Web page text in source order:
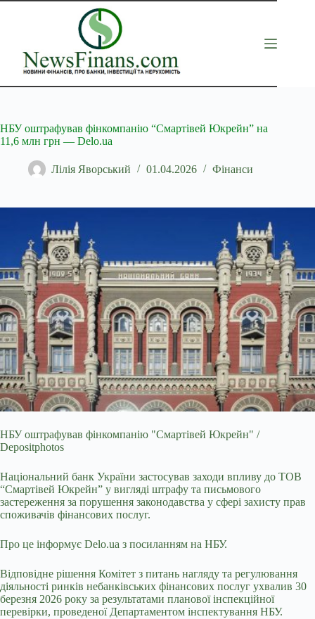
Перейти
НБУ оштрафував фінкомпанію “Смартівей Юкрейн” на
11,6 млн грн — Delo.ua
Лілія Яворський 01.04.2026 Фінанси
НБУ оштрафував фінкомпанію "Смартівей Юкрейн" /
Depositphotos
Національний банк України застосував заходи впливу до ТОВ
“Смартівей Юкрейн” у вигляді штрафу та письмового
застереження за порушення законодавства у сфері захисту прав
споживачів фінансових послуг.
Про це інформує Delo.ua з посиланням на НБУ.
Відповідне рішення Комітет з питань нагляду та регулювання
діяльності ринків небанківських фінансових послуг ухвалив 30
березня 2026 року за результатами планової інспекційної
перевірки, проведеної Департаментом інспектування НБУ.